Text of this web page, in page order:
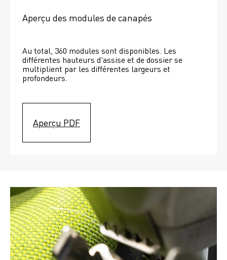
Aperçu des modules de canapés
Au total, 360 modules sont disponibles. Les
différentes hauteurs d'assise et de dossier se
multiplient par les différentes largeurs et
profondeurs.
Aperçu PDF